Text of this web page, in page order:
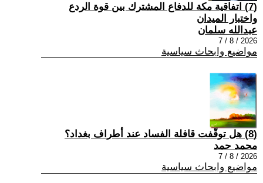
(7) اتفاقية مكة للدفاع المشترك بين قوة الردع
واختبار الميدان
عبدالله سلمان
2026 / 8 / 7
مواضيع وابحاث سياسية
(8) هل توقّفت قافلة الفساد عند أطراف بغداد؟
محمد حمد
2026 / 8 / 7
مواضيع وابحاث سياسية